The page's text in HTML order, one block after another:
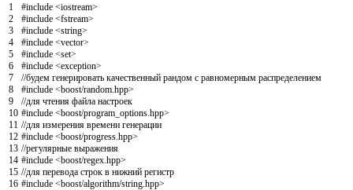
1
2
3
4
5
6
7
8
9
10
11
12
13
14
15
16
#include <iostream>
#include <fstream>
#include <string>
#include <vector>
#include <set>
#include <exception>
//будем генерировать качественный рандом с равномерным распределением
#include <boost/random.hpp>
//для чтения файла настроек
#include <boost/program_options.hpp>
//для измерения времени генерации
#include <boost/progress.hpp>
//регулярные выражения
#include <boost/regex.hpp>
//для перевода строк в нижний регистр
#include <boost/algorithm/string.hpp>